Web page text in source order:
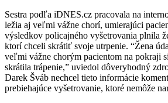
Sestra podľa iDNES.cz pracovala na
ležia aj veľmi vážne chorí, umierajúci
výsledkov policajného vyšetrovania plnila
ktorí chceli skrátiť svoje utrpenie. “Žena
veľmi vážne chorým pacientom na pokraji
skrátila trápenie,” uviedol dôveryhodný
Darek Šváb nechcel tieto informácie
prebiehajúce vyšetrovanie, ktoré nemôže